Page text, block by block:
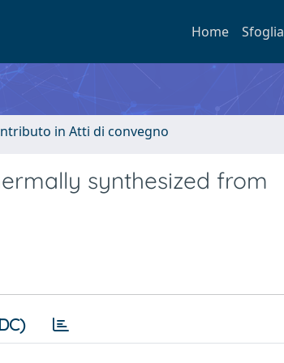
Home Sfoglia
in Atti di convegno
synthesized from